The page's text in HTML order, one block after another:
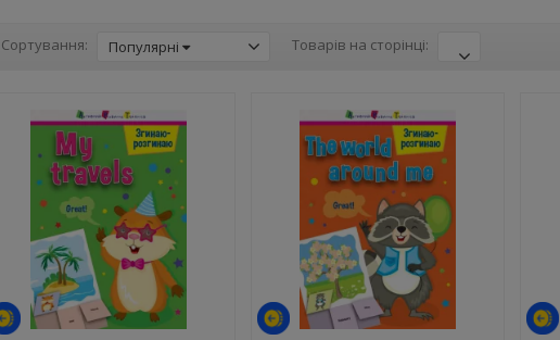
Сортування: Популярні Товарів на сторінці: